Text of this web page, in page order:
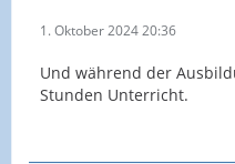
1. Oktober 2024 20:36
Und während der
Stunden Unterricht.